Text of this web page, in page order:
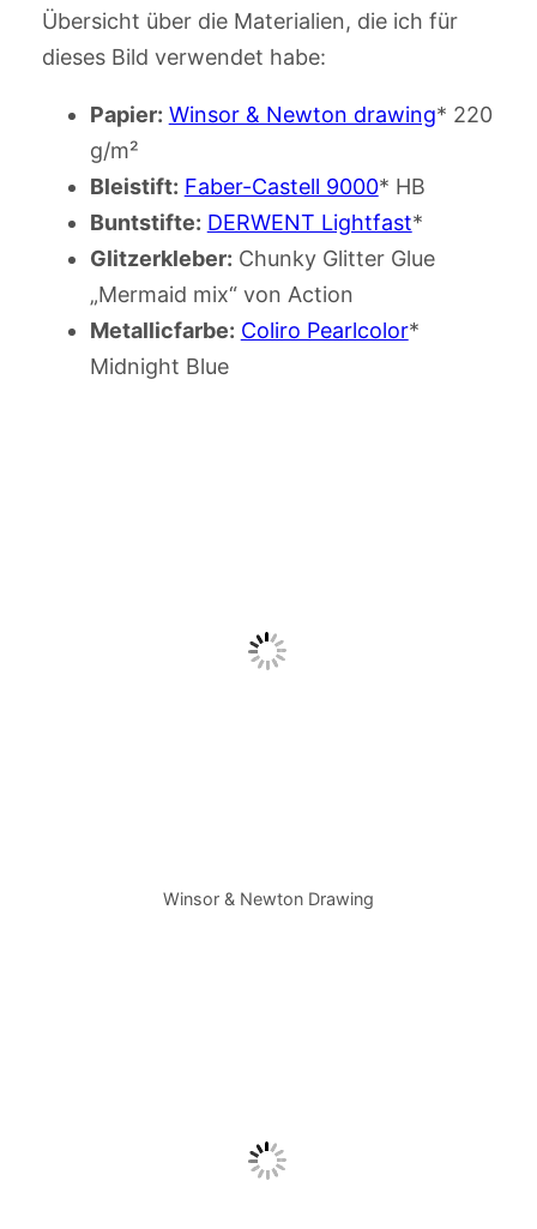
Übersicht über die Materialien, die ich für
dieses Bild verwendet habe:
Papier: Winsor & Newton drawing* 220
g/m²
Bleistift: Faber-Castell 9000* HB
Buntstifte: DERWENT Lightfast*
Glitzerkleber: Chunky Glitter Glue
„Mermaid mix“ von Action
Metallicfarbe: Coliro Pearlcolor*
Midnight Blue
Winsor & Newton Drawing